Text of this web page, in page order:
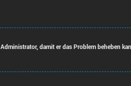
damit er das Problem beheben